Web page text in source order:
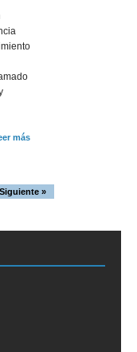
más
Siguiente »